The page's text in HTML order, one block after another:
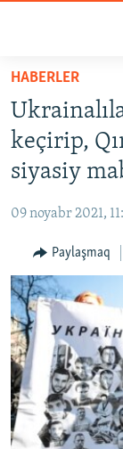
Esas
qaytmaq
Baş
navigatsiyağa
qaytmaq
Qıdıruvğa
qaytmaq
HABERLER
İQTİSADİYAT
MEDENİYET
İNSAN AQLARI
VİDEO
SÜRET
BLOGLAR
FİKİR
Русский
HABERLER
keçirip,
siyasiy
09 noyabr 2021,
Paylaşmaq